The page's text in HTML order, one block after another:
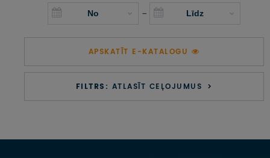
UZŅEMOŠAIS TŪRISMS
IMPRO KONKURSI
PIRMSLĪGUMA INFORMĀCIJA, KLIENTA LĪGUMS,
CEĻOJUMU APDROŠINĀŠANA
-
APSKATĪT E-KATALOGU
FILTRS: ATLASĪT CEĻOJUMUS